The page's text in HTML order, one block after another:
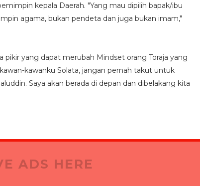
kepala Daerah. "Yang mau dipilih bapak/ibu
agama, bukan pendeta dan juga bukan imam,"
yang dapat merubah Mindset orang Toraja yang
kawanku Solata, jangan pernah takut untuk
Saya akan berada di depan dan dibelakang kita
ADS HERE